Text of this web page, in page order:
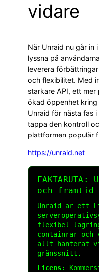
vidare
När Unraid nu går in
lyssna på
leverera
och flexibilitet. Med
starkare API, ett
ökad öppenhet kring
Unraid för nästa fas
tappa den kontroll
plattformen populär
https://unraid.net
och framtid
Unraid är ett
flexibel lagring
containrar och
allt hanterat
gränssnitt.
Licens: